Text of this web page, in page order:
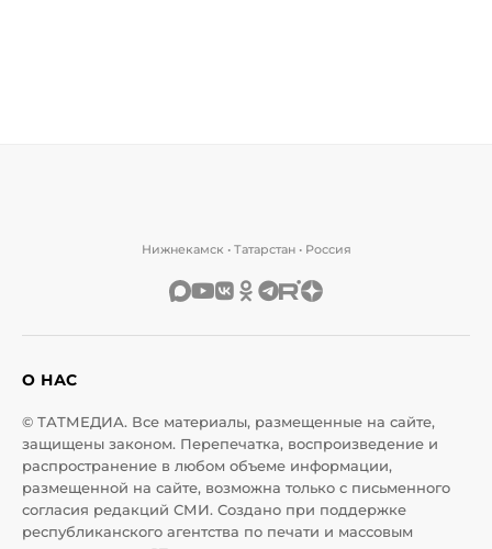
Нижнекамск • Татарстан • Россия
О НАС
© ТАТМЕДИА. Все материалы, размещенные на сайте,
защищены законом. Перепечатка, воспроизведение и
распространение в любом объеме информации,
размещенной на сайте, возможна только с письменного
согласия редакций СМИ. Создано при поддержке
республиканского агентства по печати и массовым